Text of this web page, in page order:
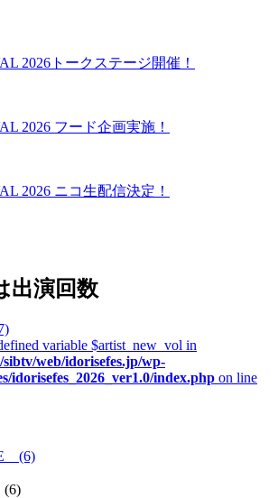
2026トークステージ開催！
2026 フード企画実施！
2026 ニコ生配信決定！
演回数
variable $artist_new_vol in
sibtv/web/idorisefes.jp/wp-
idorisefes_2026_ver1.0/index.php on line